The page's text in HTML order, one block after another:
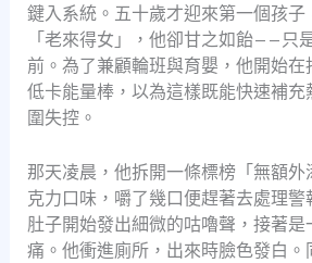
鍵入系統。五十歲才迎來第一個孩子
「老來得女」，他卻甘之如飴——只
前。為了兼顧輪班與育嬰，他開始在
低卡能量棒，以為這樣既能快速補充
圍失控。
那天凌晨，他拆開一條標榜「無額
克力口味，嚼了幾口便趕著去處理警
肚子開始發出細微的咕嚕聲，接著是
痛。他衝進廁所，出來時臉色發白。